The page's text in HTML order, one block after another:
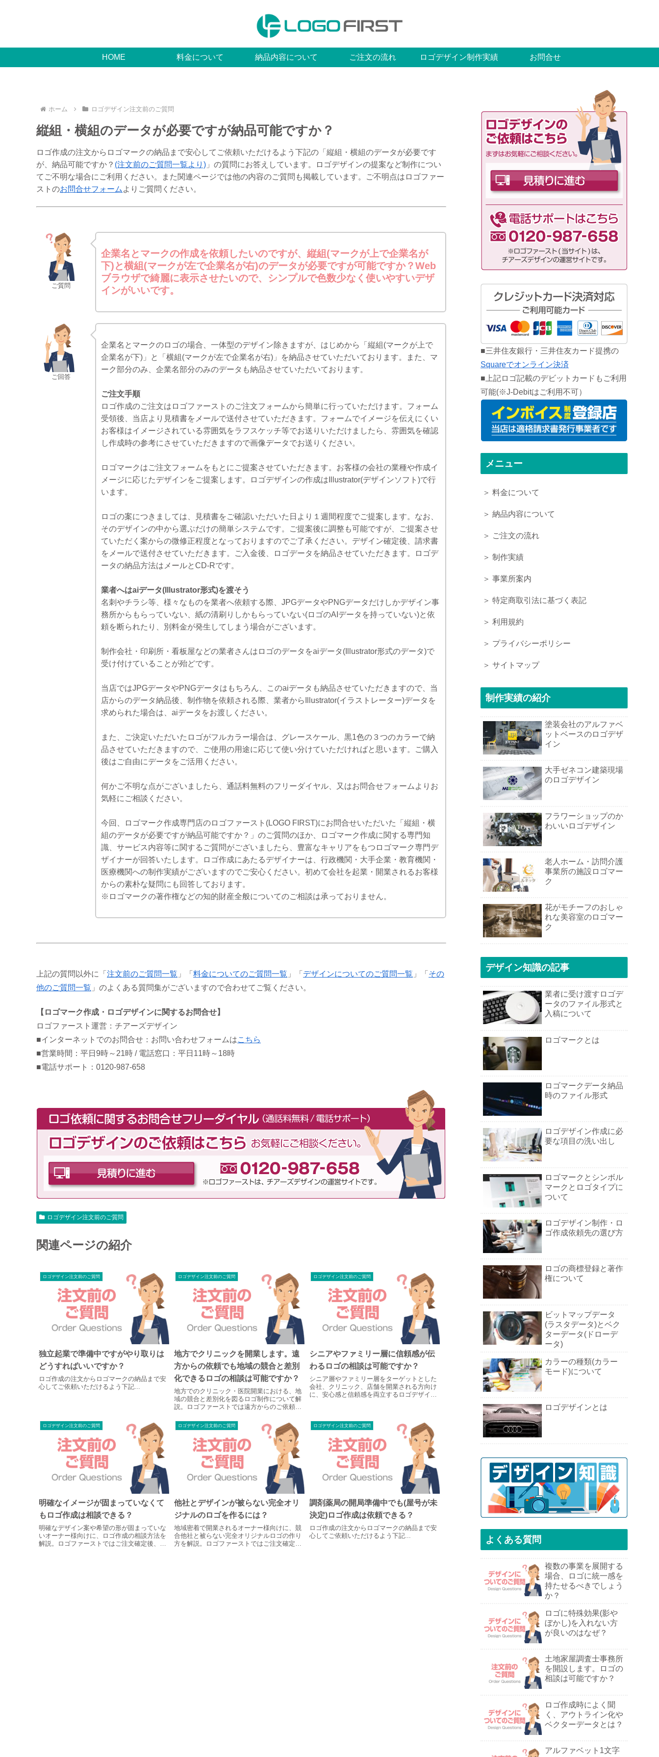
HOME 料金について 納品内容について ご注文の流れ ロゴデザイン制作実績 お問合せ
ホーム ロゴデザイン注文前のご質問
縦組・横組のデータが必要ですが納品可能ですか？
ロゴ作成の注文からロゴマークの納品まで安心してご依頼いただけるよう下記の「縦組・横組のデータが必要です
が、納品可能ですか？ (注文前のご質問一覧より) 」の質問にお答えしています。ロゴデザインの提案など制作につい
てご不明な場合にご利用ください。また関連ページでは他の内容のご質問も掲載しています。ご不明点はロゴファー
ストのお問合せフォーム よりご質問ください。
ご質問
企業名とマークの作成を依頼したいのですが、縦組(マークが上で企業名が
下)と横組(マークが左で企業名が右)のデータが必要ですが可能ですか？Web
ブラウザで綺麗に表示させたいので、シンプルで色数少なく使いやすいデザ
インがいいです。
ご回答
企業名とマークのロゴの場合、一体型のデザイン除きますが、はじめから「縦組(マークが上で
企業名が下)」と「横組(マークが左で企業名が右)」を納品させていただいております。また、マ
ーク部分のみ、企業名部分のみのデータも納品させていただいております。
ご注文手順
ロゴ作成のご注文はロゴファーストのご注文フォームから簡単に行っていただけます。フォーム
受領後、当店より見積書をメールで送付させていただきます。フォームでイメージを伝えにくい
お客様はイメージされている雰囲気をラフスケッチ等でお送りいただけましたら、雰囲気を確認
し作成時の参考にさせていただきますので画像データでお送りください。
ロゴマークはご注文フォームをもとにご提案させていただきます。お客様の会社の業種や作成イ
メージに応じたデザインをご提案します。ロゴデザインの作成はIllustrator(デザインソフト)で行
います。
ロゴの案につきましては、見積書をご確認いただいた日より１週間程度でご提案します。なお、
そのデザインの中から選ぶだけの簡単システムです。ご提案後に調整も可能ですが、ご提案させ
ていただく案からの微修正程度となっておりますのでご了承ください。デザイン確定後、請求書
をメールで送付させていただきます。ご入金後、ロゴデータを納品させていただきます。ロゴデ
ータの納品方法はメールとCD-Rです。
業者へはaiデータ(Illustrator形式)を渡そう
名刺やチラシ等、様々なものを業者へ依頼する際、JPGデータやPNGデータだけしかデザイン事
務所からもらっていない、紙の清刷りしかもらっていない(ロゴのAIデータを持っていない)と依
頼を断られたり、別料金が発生してしまう場合がございます。
制作会社・印刷所・看板屋などの業者さんはロゴのデータをaiデータ(Illustrator形式のデータ)で
受け付けていることが殆どです。
当店ではJPGデータやPNGデータはもちろん、このaiデータも納品させていただきますので、当
店からのデータ納品後、制作物を依頼される際、業者からIllustrator(イラストレーター)データを
求められた場合は、aiデータをお渡しください。
また、ご決定いただいたロゴがフルカラー場合は、グレースケール、黒1色の３つのカラーで納
品させていただきますので、ご使用の用途に応じて使い分けていただければと思います。ご購入
後はご自由にデータをご活用ください。
何かご不明な点がございましたら、通話料無料のフリーダイヤル、又はお問合せフォームよりお
気軽にご相談ください。
今回、ロゴマーク作成専門店のロゴファースト(LOGO FIRST)にお問合せいただいた「縦組・横
組のデータが必要ですが納品可能ですか？」のご質問のほか、ロゴマーク作成に関する専門知
識、サービス内容等に関するご質問がございましたら、豊富なキャリアをもつロゴマーク専門デ
ザイナーが回答いたします。ロゴ作成にあたるデザイナーは、行政機関・大手企業・教育機関・
医療機関への制作実績がございますのでご安心ください。初めて会社を起業・開業されるお客様
からの素朴な疑問にも回答しております。
※ロゴマークの著作権などの知的財産全般についてのご相談は承っておりません。
上記の質問以外に「 注文前のご質問一覧 」「 料金についてのご質問一覧 」「 デザインについてのご質問一覧 」「 その
他のご質問一覧 」のよくある質問集がございますので合わせてご覧ください。
【ロゴマーク作成・ロゴデザインに関するお問合せ】
ロゴファースト運営：チアーズデザイン
■インターネットでのお問合せ：お問い合わせフォームはこちら
■営業時間：平日9時～21時 / 電話窓口：平日11時～18時
■電話サポート：0120-987-658
ロゴデザイン注文前のご質問
関連ページの紹介
ロゴデザイン注文前のご質問
独立起業で準備中ですがやり取りは
どうすればいいですか？
ロゴ作成の注文からロゴマークの納品まで安
心してご依頼いただけるよう下記...
ロゴデザイン注文前のご質問
地方でクリニックを開業します。遠
方からの依頼でも地域の競合と差別
化できるロゴの相談は可能ですか？
地方でのクリニック・医院開業における、地
域の競合と差別化を図るロゴ制作について解
説。ロゴファーストでは遠方からのご依頼で
グを実施。医療機関の実績豊富なプロが、地
域に信頼される完全オリジナルのロゴをご提
案します。
ロゴデザイン注文前のご質問
シニアやファミリー層に信頼感が伝
わるロゴの相談は可能ですか？
シニア層やファミリー層をターゲットとした
会社、クリニック、店舗を開業される方向け
に、安心感と信頼感を両立するロゴデザイン
完全オリジナルのロゴをご提案します。
ロゴデザイン注文前のご質問
明確なイメージが固まっていなくて
もロゴ作成は相談できる？
明確なデザイン案や希望の形が固まっていな
いオーナー様向けに、ロゴ作成の相談方法を
解説。ロゴファーストではご注文確定後、お
ロゴデザイン注文前のご質問
他社とデザインが被らない完全オリ
ジナルのロゴを作るには？
地域密着で開業されるオーナー様向けに、競
合他社と被らない完全オリジナルロゴの作り
方を解説。ロゴファーストではご注文確定
ロゴデザイン注文前のご質問
調剤薬局の開局準備中でも(屋号が未
決定)ロゴ作成は依頼できる？
ロゴ作成の注文からロゴマークの納品まで安
心してご依頼いただけるよう下記...
■三井住友銀行・三井住友カード提携の
Squareでオンライン決済
■上記ロゴ記載のデビットカードもご利用
可能(※J-Debitはご利用不可）
メニュー
＞ 料金について
＞ 納品内容について
＞ ご注文の流れ
＞ 制作実績
＞ 事業所案内
＞ 特定商取引法に基づく表記
＞ 利用規約
＞ プライバシーポリシー
＞ サイトマップ
制作実績の紹介
塗装会社のアルファベ
ットベースのロゴデザ
イン
大手ゼネコン建築現場
のロゴデザイン
フラワーショップのか
わいいロゴデザイン
老人ホーム・訪問介護
事業所の施設ロゴマー
ク
花がモチーフのおしゃ
れな美容室のロゴマー
ク
デザイン知識の記事
業者に受け渡すロゴデ
ータのファイル形式と
入稿について
ロゴマークとは
ロゴマークデータ納品
時のファイル形式
ロゴデザイン作成に必
要な項目の洗い出し
ロゴマークとシンボル
マークとロゴタイプに
ついて
ロゴデザイン制作・ロ
ゴ作成依頼先の選び方
ロゴの商標登録と著作
権について
ビットマップデータ
(ラスタデータ)とベク
ターデータ(ドローデ
ータ)
カラーの種類(カラー
モード)について
ロゴデザインとは
よくある質問
複数の事業を展開する
場合、ロゴに統一感を
持たせるべきでしょう
か？
ロゴに特殊効果(影や
ぼかし)を入れない方
が良いのはなぜ？
土地家屋調査士事務所
を開設します。ロゴの
相談は可能ですか？
ロゴ作成時によく聞
く、アウトライン化や
ベクターデータとは？
アルファベット1文字